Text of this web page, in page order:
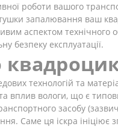
роботи вашого
запалювання ваш
аспектом технічного
безпеку експлуатації.
технологій та
та вплив вологи, що є
засобу
Саме ця іскра